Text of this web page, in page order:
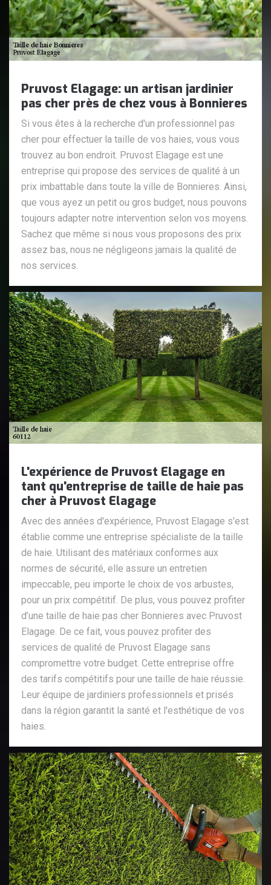
Pruvost Elagage: un artisan jardinier
pas cher près de chez vous à Bonnieres
Si vous êtes à la recherche d'un professionnel pas
cher pour effectuer la taille de vos haies, vous vous
trouvez au bon endroit. Pruvost Elagage est une
entreprise qui propose des services de qualité à un
prix imbattable dans toute la ville de Bonnieres. Ainsi,
que vous ayez un petit ou gros budget, nous pouvons
toujours adapter notre intervention selon vos moyens.
Sachez que même si nous vous proposons des prix
assez bas, nous ne négligeons jamais la qualité de
nos services.
L'expérience de Pruvost Elagage en
tant qu'entreprise de taille de haie pas
cher à Pruvost Elagage
Avec des années d'expérience, Pruvost Elagage s'est
établie comme une entreprise spécialiste de la taille
de haie. Utilisant des matériaux conformes aux
normes de sécurité, elle assure un entretien
impeccable, peu importe le choix de vos arbustes,
pour un prix compétitif. De plus, vous pouvez profiter
d’une taille de haie pas cher Bonnieres avec Pruvost
Elagage. De ce fait, vous pouvez profiter des
services de qualité de Pruvost Elagage sans
compromettre votre budget. Cette entreprise offre
des tarifs compétitifs pour une taille de haie réussie.
Leur équipe de jardiniers professionnels et prisés
dans la région garantit la santé et l'esthétique de vos
haies.